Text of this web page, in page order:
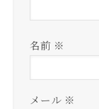
名前 ※
メール ※